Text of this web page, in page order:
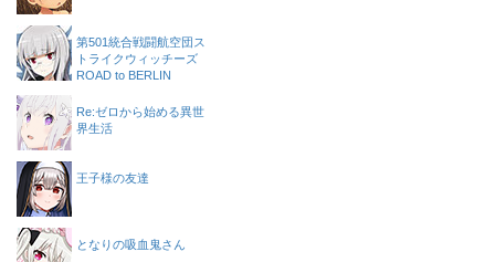
第501統合戦闘航空団ス
トライクウィッチーズ
ROAD to BERLIN
Re:ゼロから始める異世
界生活
王子様の友達
となりの吸血鬼さん